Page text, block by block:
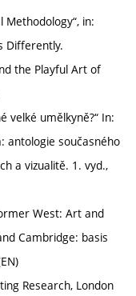
Methodology“, in:
Differently.
the Playful Art of
velké umělkyně?“ In:
antologie současného
a vizualitě. 1. vyd.,
West: Art and
Cambridge: basis
Research, London